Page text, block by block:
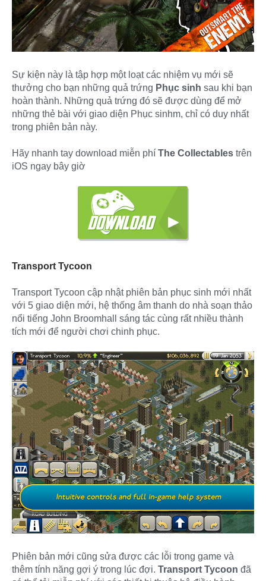
Sự kiện này là tập hợp một loạt các nhiệm vụ mới sẽ
thưởng cho bạn những quả trứng Phục sinh sau khi bạn
hoàn thành. Những quả trứng đó sẽ được dùng để mở
những thẻ bài với giao diện Phục sinhm, chỉ có duy nhất
trong phiên bản này.
Hãy nhanh tay download miễn phí The Collectables trên
iOS ngay bây giờ
Transport Tycoon
Transport Tycoon cập nhật phiên bản phục sinh mới nhất
với 5 giao diện mới, hệ thống âm thanh do nhà soạn thảo
nổi tiếng John Broomhall sáng tác cùng rất nhiều thành
tích mới để người chơi chinh phục.
Phiên bản mới cũng sửa được các lỗi trong game và
thêm tính năng gợi ý trong lúc đợi. Transport Tycoon đã